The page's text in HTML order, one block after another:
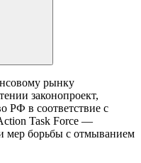
рынку
законопроект,
РФ в соответствие с
Task Force —
мер борьбы с отмыванием